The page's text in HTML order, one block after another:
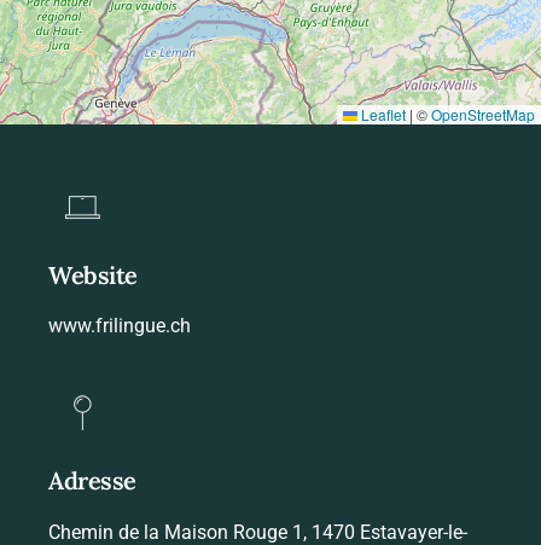
Leaflet | ©OpenStreetMap
Website
www.frilingue.ch
Adresse
Chemin de la Maison Rouge 1, 1470 Estavayer-le-